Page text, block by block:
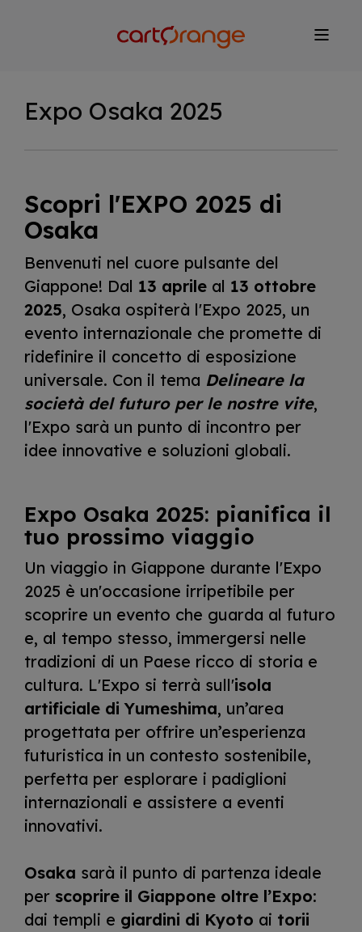
Expo Osaka 2025
Scopri l'EXPO 2025 di
Osaka
Benvenuti nel cuore pulsante del
Giappone! Dal 13 aprileal 13 ottobre
2025, Osaka ospiterà l'Expo 2025, un
evento internazionale che promette di
ridefinire il concetto di esposizione
universale. Con il tema Delineare la
società del futuro per le nostre vite,
l'Expo sarà un punto di incontro per
idee innovative e soluzioni globali.
Expo Osaka 2025: pianifica il
tuo prossimo viaggio
Un viaggio in Giappone durante l'Expo
2025 è un'occasione irripetibile per
scoprire un evento che guarda al futuro
e, al tempo stesso, immergersi nelle
tradizioni di un Paese ricco di storia e
cultura. L'Expo si terrà sull'isola
artificiale di Yumeshima, un’area
progettata per offrire un’esperienza
futuristica in un contesto sostenibile,
perfetta per esplorare i padiglioni
internazionali e assistere a eventi
innovativi.
Osaka sarà il punto di partenza ideale
per scoprire il Giappone oltre l’Expo:
dai templi e giardini di Kyoto ai torii